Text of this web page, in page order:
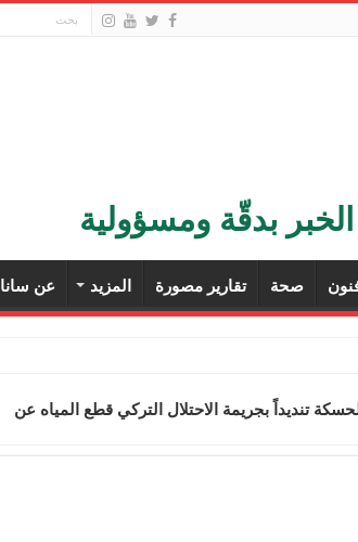
بدقّة ومسؤولية
صحة تقارير مصورة المزيد عن سانا
تنديداً بجريمة الاحتلال التركي قطع المياه عن